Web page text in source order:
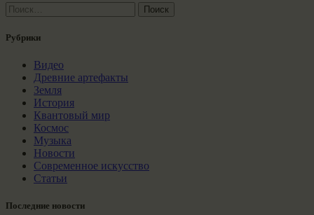
Найти:
Рубрики
Видео
Древние артефакты
Земля
История
Квантовый мир
Космос
Музыка
Новости
Современное искусство
Статьи
Последние новости